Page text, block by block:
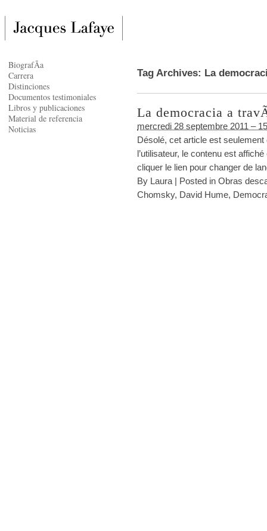
Tag Archives: La
La democracia a
mercredi 28 septembre 2011 –
Désolé, cet article est
l’utilisateur, le contenu est
cliquer le lien pour changer de
By Laura | Posted in Obras
Chomsky, David Hume,
BiografÃ­a
Carrera
Distinciones
Documentos testimoniales
Libros y publicaciones
Material de referencia
Noticias